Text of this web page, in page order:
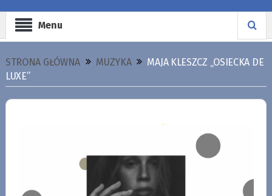
Menu
STRONA GŁÓWNA MUZYKA
MAJA KLESZCZ „OSIECKA DE
LUXE”